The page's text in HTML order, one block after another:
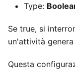
Type:
Se true, si
un'attività
Questa